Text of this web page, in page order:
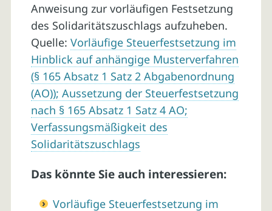
Anweisung zur vorläufigen Festsetzung
des Solidaritätszuschlags aufzuheben.
Quelle: Vorläufige Steuerfestsetzung im
Hinblick auf anhängige Musterverfahren
(§ 165 Absatz 1 Satz 2 Abgabenordnung
(AO)); Aussetzung der Steuerfestsetzung
nach § 165 Absatz 1 Satz 4 AO;
Verfassungsmäßigkeit des
Solidaritätszuschlags
Das könnte Sie auch interessieren:
Vorläufige Steuerfestsetzung im